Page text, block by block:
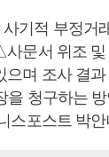
기적 부정거
문서 위조 및
며 조사 결과
을 청구하는
스포스트 박안